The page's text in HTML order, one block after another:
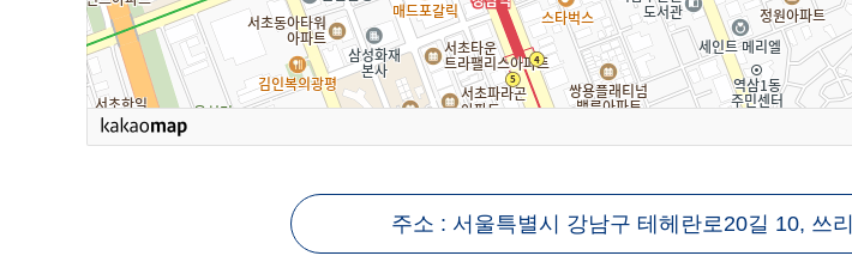
주소 : 서울특별시 강남구 테헤란로20길 10, 쓰